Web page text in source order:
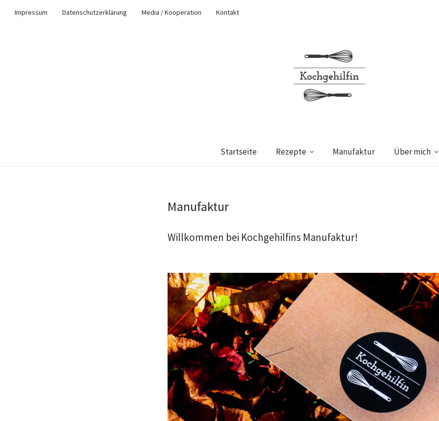
Impressum Datenschutzerklärung Media / Kooperation Kontakt
Startseite Rezepte Manufaktur Über mich
Manufaktur
Willkommen bei Kochgehilfins Manufaktur!